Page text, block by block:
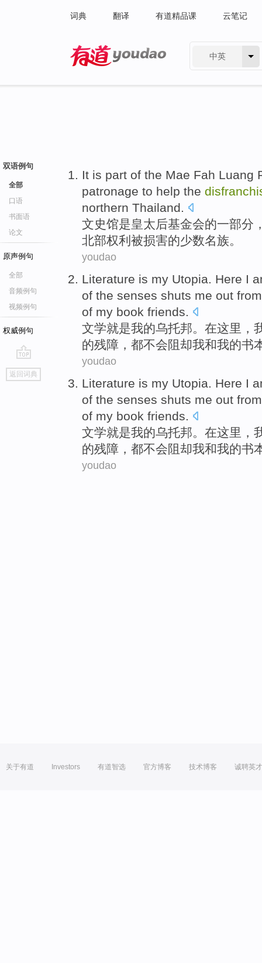
词典 翻译 有道精品课 云笔记
中英
双语例句
全部
口语
书面语
论文
原声例句
全部
音频例句
视频例句
权威例句
go
top
返回词典
It is part of the Mae Fah Luang
patronage to help the
northern Thailand.
文史馆是皇太后基金会的一部分
北部权利被损害的少数名族。
youdao
Literature is my Utopia. Here I
of the senses shuts me out
of my book friends.
文学就是我的乌托邦。 在这里 ，
的残障 ，都不会阻却我和我的书
youdao
Literature is my Utopia Here I
of the senses shuts me out
of my book friends
文学就是我的乌托邦 。 在这里 ，
的残障 ，都不会阻却我和我的书
youdao
关于有道 Investors 有道智选 官方博客 技术博客 诚聘英才